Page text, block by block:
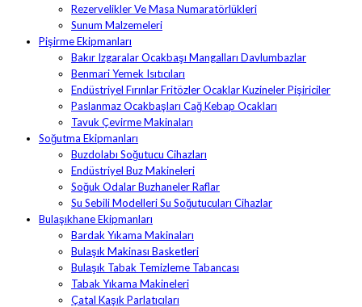
Rezervelikler Ve Masa Numaratörlükleri
Sunum Malzemeleri
Pişirme Ekipmanları
Bakır Izgaralar Ocakbaşı Mangalları Davlumbazlar
Benmari Yemek Isıtıcıları
Endüstriyel Fırınlar Fritözler Ocaklar Kuzineler Pişiriciler
Paslanmaz Ocakbaşları Cağ Kebap Ocakları
Tavuk Çevirme Makinaları
Soğutma Ekipmanları
Buzdolabı Soğutucu Cihazları
Endüstriyel Buz Makineleri
Soğuk Odalar Buzhaneler Raflar
Su Sebili Modelleri Su Soğutucuları Cihazlar
Bulaşıkhane Ekipmanları
Bardak Yıkama Makinaları
Bulaşık Makinası Basketleri
Bulaşık Tabak Temizleme Tabancası
Tabak Yıkama Makineleri
Çatal Kaşık Parlatıcıları